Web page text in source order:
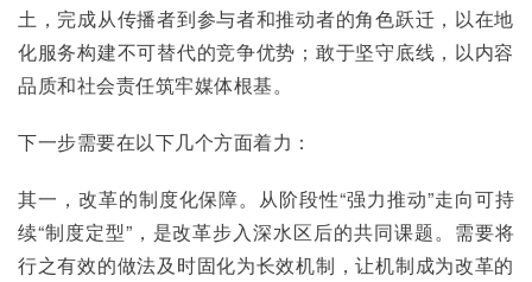
土，完成从传播者到参与者和推动者的角色跃迁，以在地
化服务构建不可替代的竞争优势；敢于坚守底线，以内容
品质和社会责任筑牢媒体根基。
下一步需要在以下几个方面着力：
其一，改革的制度化保障。从阶段性“强力推动”走向可持
续“制度定型”，是改革步入深水区后的共同课题。需要将
行之有效的做法及时固化为长效机制，让机制成为改革的